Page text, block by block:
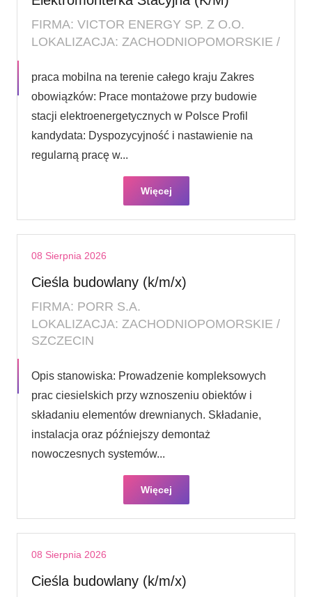
FIRMA: VICTOR ENERGY SP. Z O.O.
LOKALIZACJA: ZACHODNIOPOMORSKIE /
praca mobilna na terenie całego kraju Zakres
obowiązków: Prace montażowe przy budowie
stacji elektroenergetycznych w Polsce Profil
kandydata: Dyspozycyjność i nastawienie na
regularną pracę w...
Więcej
08 Sierpnia 2026
Cieśla budowlany (k/m/x)
FIRMA: PORR S.A.
LOKALIZACJA: ZACHODNIOPOMORSKIE /
SZCZECIN
Opis stanowiska: Prowadzenie kompleksowych
prac ciesielskich przy wznoszeniu obiektów i
składaniu elementów drewnianych. Składanie,
instalacja oraz późniejszy demontaż
nowoczesnych systemów...
Więcej
08 Sierpnia 2026
Cieśla budowlany (k/m/x)